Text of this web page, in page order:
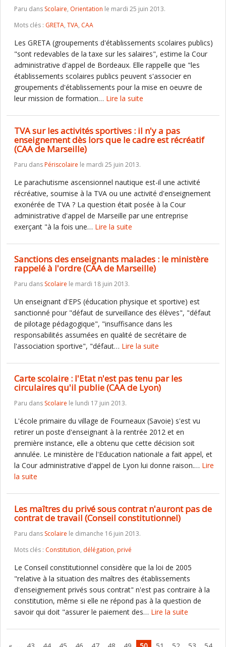
Paru dans Scolaire, Orientation le mardi 25 juin 2013.
Mots clés : GRETA, TVA, CAA
Les GRETA (groupements d'établissements scolaires publics)
"sont redevables de la taxe sur les salaires", estime la Cour
administrative d'appel de Bordeaux. Elle rappelle que "les
établissements scolaires publics peuvent s'associer en
groupements d'établissements pour la mise en oeuvre de
leur mission de formation… Lire la suite
TVA sur les activités sportives : il n'y a pas
enseignement dès lors que le cadre est récréatif
(CAA de Marseille)
Paru dansPériscolaire le mardi 25 juin 2013.
Le parachutisme ascensionnel nautique est-il une activité
récréative, soumise à la TVA ou une activité d'enseignement
exonérée de TVA ? La question était posée à la Cour
administrative d'appel de Marseille par une entreprise
exerçant "à la fois une… Lire la suite
Sanctions des enseignants malades : le ministère
rappelé à l'ordre (CAA de Marseille)
Paru dans Scolaire le mardi 18 juin 2013.
Un enseignant d'EPS (éducation physique et sportive) est
sanctionné pour "défaut de surveillance des élèves", "défaut
de pilotage pédagogique", "insuffisance dans les
responsabilités assumées en qualité de secrétaire de
l'association sportive", "défaut… Lire la suite
Carte scolaire : l'Etat n'est pas tenu par les
circulaires qu'il publie (CAA de Lyon)
Paru dans Scolaire le lundi 17 juin 2013.
L'école primaire du village de Fourneaux (Savoie) s'est vu
retirer un poste d'enseignant à la rentrée 2012 et en
première instance, elle a obtenu que cette décision soit
annulée. Le ministère de l'Education nationale a fait appel, et
la Cour administrative d'appel de Lyon lui donne raison.… Lire
la suite
Les maîtres du privé sous contrat n'auront pas de
contrat de travail (Conseil constitutionnel)
Paru dans Scolaire le dimanche 16 juin 2013.
Mots clés : Constitution, délégation, privé
Le Conseil constitutionnel considère que la loi de 2005
"relative à la situation des maîtres des établissements
d'enseignement privés sous contrat" n'est pas contraire à la
constitution, même si elle ne répond pas à la question de
savoir qui doit "assurer le paiement des… Lire la suite